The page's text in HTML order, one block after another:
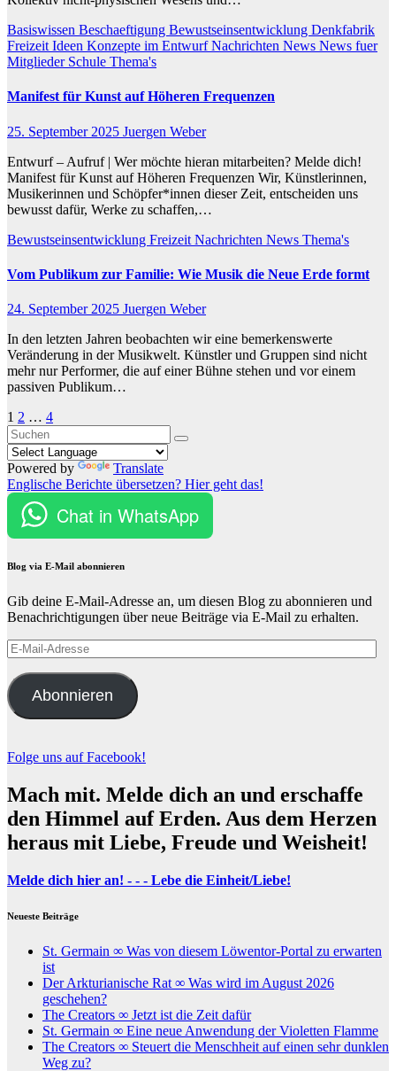
Basiswissen Beschaeftigung Bewustseinsentwicklung Denkfabrik
Freizeit Ideen Konzepte im EntwurfNachrichten News News fuer
Mitglieder Schule Thema's
Manifest für Kunst auf Höheren Frequenzen
25. September 2025 Juergen Weber
Entwurf – Aufruf | Wer möchte hieran mitarbeiten? Melde dich!
Manifest für Kunst auf Höheren Frequenzen Wir, Künstlerinnen,
Musikerinnen und Schöpfer*innen dieser Zeit, entscheiden uns
bewusst dafür, Werke zu schaffen,…
Bewustseinsentwicklung Freizeit Nachrichten News Thema's
Vom Publikum zur Familie: Wie Musik die Neue Erde formt
24. September 2025 Juergen Weber
In den letzten Jahren beobachten wir eine bemerkenswerte
Veränderung in der Musikwelt. Künstler und Gruppen sind nicht
mehr nur Performer, die auf einer Bühne stehen und vor einem
passiven Publikum…
Seitennummerierung
der
Beiträge
1 2 … 4
Powered by
Translate
Englische Berichte übersetzen? Hier geht das!
Chat in WhatsApp
Blog via E-Mail abonnieren
Gib deine E-Mail-Adresse an, um diesen Blog zu abonnieren und
Benachrichtigungen über neue Beiträge via E-Mail zu erhalten.
E-
Mail-
Adresse
Abonnieren
Folge uns auf Facebook!
Mach mit. Melde dich an und erschaffe
den Himmel auf Erden. Aus dem Herzen
heraus mit Liebe, Freude und Weisheit!
Melde dich hier an! - - - Lebe die Einheit/Liebe!
Neueste Beiträge
St. Germain ∞ Was von diesem Löwentor-Portal zu erwarten
ist
Der Arkturianische Rat ∞ Was wird im August 2026
geschehen?
The Creators ∞ Jetzt ist die Zeit dafür
St. Germain ∞ Eine neue Anwendung der Violetten Flamme
The Creators ∞ Steuert die Menschheit auf einen sehr dunklen
Weg zu?